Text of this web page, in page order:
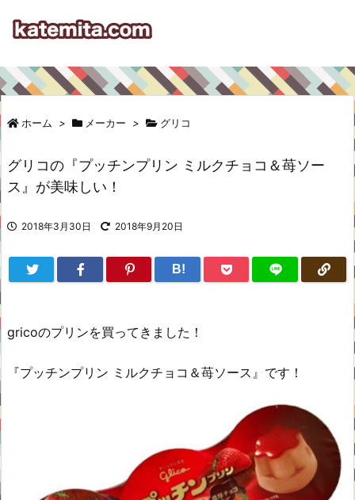
ホーム > メーカー > グリコ
グリコの『プッチンプリン ミルクチョコ＆苺ソー
ス』が美味しい！
2018年3月30日 2018年9月20日
B!
gricoのプリンを買ってきました！
『プッチンプリン ミルクチョコ＆苺ソース』です！